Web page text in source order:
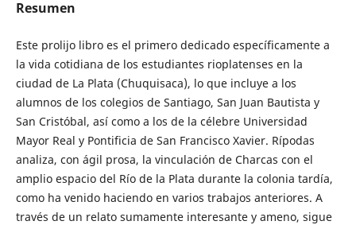
Resumen
Este prolijo libro es el primero dedicado específicamente a
la vida cotidiana de los estudiantes rioplatenses en la
ciudad de La Plata (Chuquisaca), lo que incluye a los
alumnos de los colegios de Santiago, San Juan Bautista y
San Cristóbal, así como a los de la célebre Universidad
Mayor Real y Pontificia de San Francisco Xavier. Rípodas
analiza, con ágil prosa, la vinculación de Charcas con el
amplio espacio del Río de la Plata durante la colonia tardía,
como ha venido haciendo en varios trabajos anteriores. A
través de un relato sumamente interesante y ameno, sigue